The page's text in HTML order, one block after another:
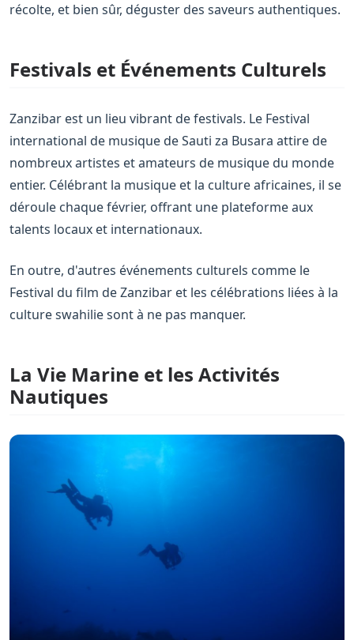
récolte, et bien sûr, déguster des saveurs authentiques.
Festivals et Événements Culturels
Zanzibar est un lieu vibrant de festivals. Le Festival
international de musique de Sauti za Busara attire de
nombreux artistes et amateurs de musique du monde
entier. Célébrant la musique et la culture africaines, il se
déroule chaque février, offrant une plateforme aux
talents locaux et internationaux.
En outre, d'autres événements culturels comme le
Festival du film de Zanzibar et les célébrations liées à la
culture swahilie sont à ne pas manquer.
La Vie Marine et les Activités
Nautiques